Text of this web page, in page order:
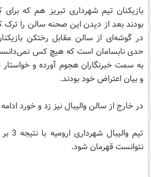
بازیکنان تیم شهرداری تبریز هم که
بودند بعد از دیدن این صحنه سالن را ترک
در گوشه‌ای از سالن مقابل رختکن
حدی نابسامان است که هیچ کس نمی‌دانست
به سمت خبرنگاران هجوم آورده و خواستار
و بیان اعتراض خود بودند.
در خارج از سالن والیبال نیز زد و خورد
نتوانست قهرمان شود.